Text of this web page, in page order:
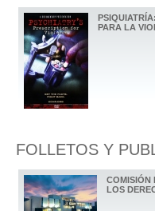
PARA LA
FOLLETOS Y
COMISIÓN
LOS